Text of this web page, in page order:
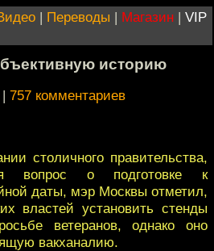
| Переводы | Магазин | VIP
историю
| 757 комментариев
столичного правительства,
вопрос о подготовке к
даты, мэр Москвы отметил,
властей установить стенды
ветеранов, однако оно
вакханалию.